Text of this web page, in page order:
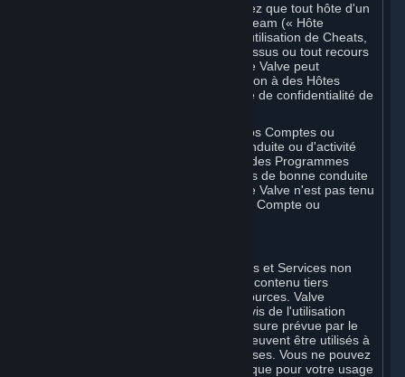
En outre, vous reconnaissez et acceptez que tout hôte d'un
jeu multijoueur en ligne distribué sur Steam (« Hôte
externe ») peut signaler à Valve votre utilisation de Cheats,
toute altération non autorisée de processus ou tout recours
à des Programmes automatisés, et que Valve peut
communiquer votre historique d'utilisation à des Hôtes
externes dans les limites de la Politique de confidentialité de
Valve peut limiter ou fermer votre ou vos Comptes ou
annuler une Souscription en cas de conduite ou d'activité
illégale, de recours à des Cheats ou à des Programmes
automatisés, ou de violation des Règles de bonne conduite
en ligne Steam. Vous reconnaissez que Valve n'est pas tenu
de vous prévenir avant de fermer votre Compte ou
Concernant les Souscriptions, Contenus et Services non
créés par Valve, Valve ne vérifie pas le contenu tiers
disponible sur Steam ou via d'autres sources. Valve
n'assume aucune responsabilité vis-à-vis de l'utilisation
desdits contenus tiers, sauf dans la mesure prévue par le
droit impératif. Certains logiciels tiers peuvent être utilisés à
des fins commerciales par des entreprises. Vous ne pouvez
toutefois acquérir ces Logiciels Steam que pour votre usage